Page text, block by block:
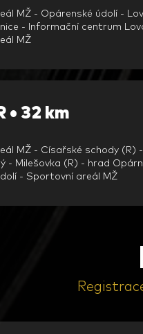
MŽ - Opárenské údolí -
- Informační centrum
M Ž
• 32 km
MŽ - Císařské schody (R)
- Milešovka (R) - hrad
- Sportovní areál MŽ